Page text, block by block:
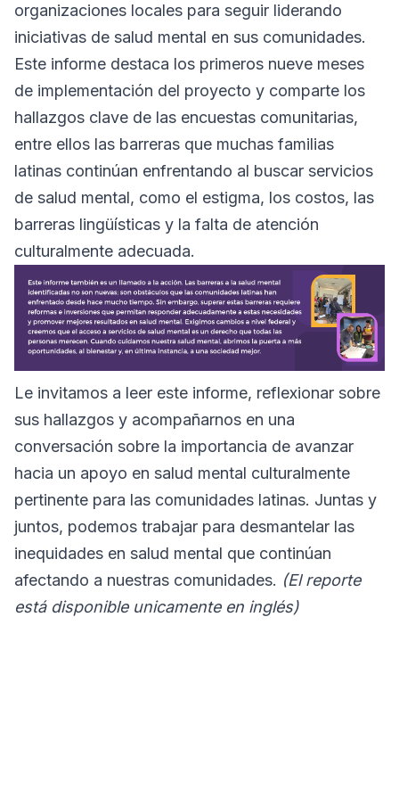
organizaciones locales para seguir liderando
iniciativas de salud mental en sus comunidades.
Este informe destaca los primeros nueve meses
de implementación del proyecto y comparte los
hallazgos clave de las encuestas comunitarias,
entre ellos las barreras que muchas familias
latinas continúan enfrentando al buscar servicios
de salud mental, como el estigma, los costos, las
barreras lingüísticas y la falta de atención
culturalmente adecuada.
Le invitamos a leer este informe, reflexionar sobre
sus hallazgos y acompañarnos en una
conversación sobre la importancia de avanzar
hacia un apoyo en salud mental culturalmente
pertinente para las comunidades latinas. Juntas y
juntos, podemos trabajar para desmantelar las
inequidades en salud mental que continúan
afectando a nuestras comunidades. (El reporte
está disponible unicamente en inglés)